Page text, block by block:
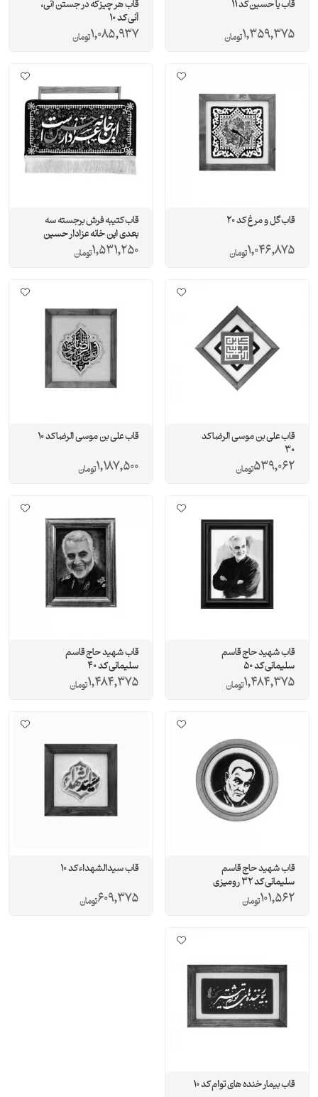
قاب یا حسین کد 11
1,359,375تومان
قاب هر چیز که در جستن آنی،
آنی کد 10
1,085,937تومان
قاب گل و مرغ کد 20
1,046,875تومان
قاب کتیبه فرش برجسته سه
بعدی این خانه عزادار حسین
است
1,531,250تومان
قاب علی بن موسی الرضا کد
30
539,062تومان
قاب علی بن موسی الرضا کد 10
1,187,500تومان
قاب شهید حاج قاسم
سلیمانی کد 50
1,484,375تومان
قاب شهید حاج قاسم
سلیمانی کد 40
1,484,375تومان
قاب شهید حاج قاسم
سلیمانی کد 32 رومیزی
101,562تومان
قاب سیدالشهداء کد 10
609,375تومان
قاب بیمار خنده های توام کد 10